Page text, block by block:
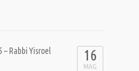
– Rabbi Yisroel
16
MAG